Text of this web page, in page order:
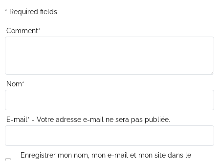
* Required fields
Comment*
Nom*
E-mail * - Votre adresse e-mail ne sera pas publiée.
Enregistrer mon nom, mon e-mail et mon site dans le